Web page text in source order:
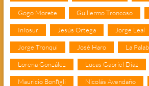
Gogo Morete Guillermo Troncoso
Infosur Jesús Ortega Jorge Leal
Jorge Tronqui José Haro La
Lorena González Lucas Gabriel Díaz
Mauricio Bonfigli Nicolás Avendaño